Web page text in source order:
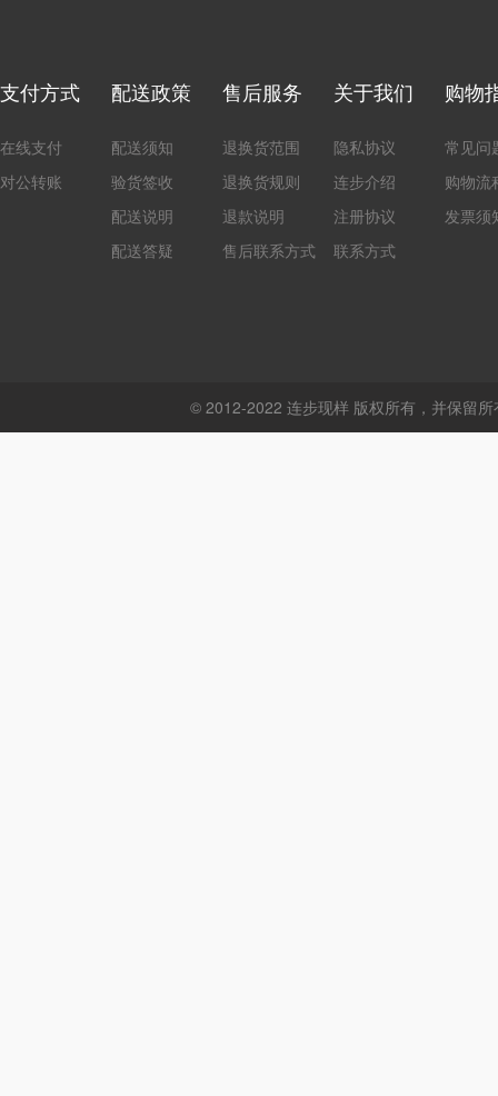
支付方式
在线支付
对公转账
配送政策
配送须知
验货签收
配送说明
配送答疑
售后服务
退换货范围
退换货规则
退款说明
售后联系方式
关于我们
隐私协议
连步介绍
注册协议
联系方式
购物
常见问
购物流
发票须
© 2012-2022 连步现样 版权所有，并保留